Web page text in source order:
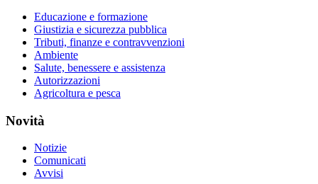
Educazione e formazione
Giustizia e sicurezza pubblica
Tributi, finanze e contravvenzioni
Ambiente
Salute, benessere e assistenza
Autorizzazioni
Agricoltura e pesca
Novità
Notizie
Comunicati
Avvisi